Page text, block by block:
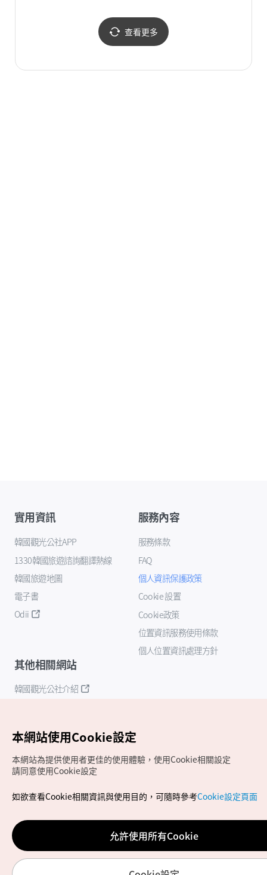
查看更多
實用資訊
韓國觀光公社APP
1330韓國旅遊諮詢翻譯熱線
韓國旅遊地圖
電子書
Odii
服務內容
服務條款
FAQ
個人資訊保護政策
Cookie 設置
Cookie政策
位置資訊服務使用條款
個人位置資訊處理方針
其他相關網站
韓國觀光公社介紹
Copyrights (c) 韓國觀光公社版權所有
如有相關疑問或建議，歡迎來信至官方信箱
chinese_big5@knto.or.kr
本網站使用Cookie設定
本網站為提供使用者更佳的使用體驗，使用Cookie相關設定
請同意使用Cookie設定
如欲查看Cookie相關資訊與使用目的，可隨時參考Cookie設定頁面
允許使用所有Cookie